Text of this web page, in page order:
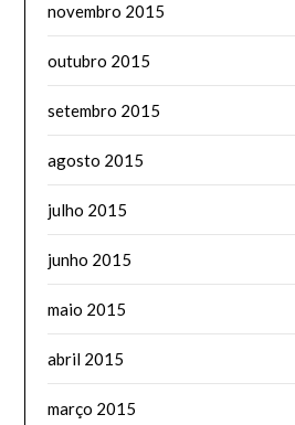
novembro 2015
outubro 2015
setembro 2015
agosto 2015
julho 2015
junho 2015
maio 2015
abril 2015
março 2015